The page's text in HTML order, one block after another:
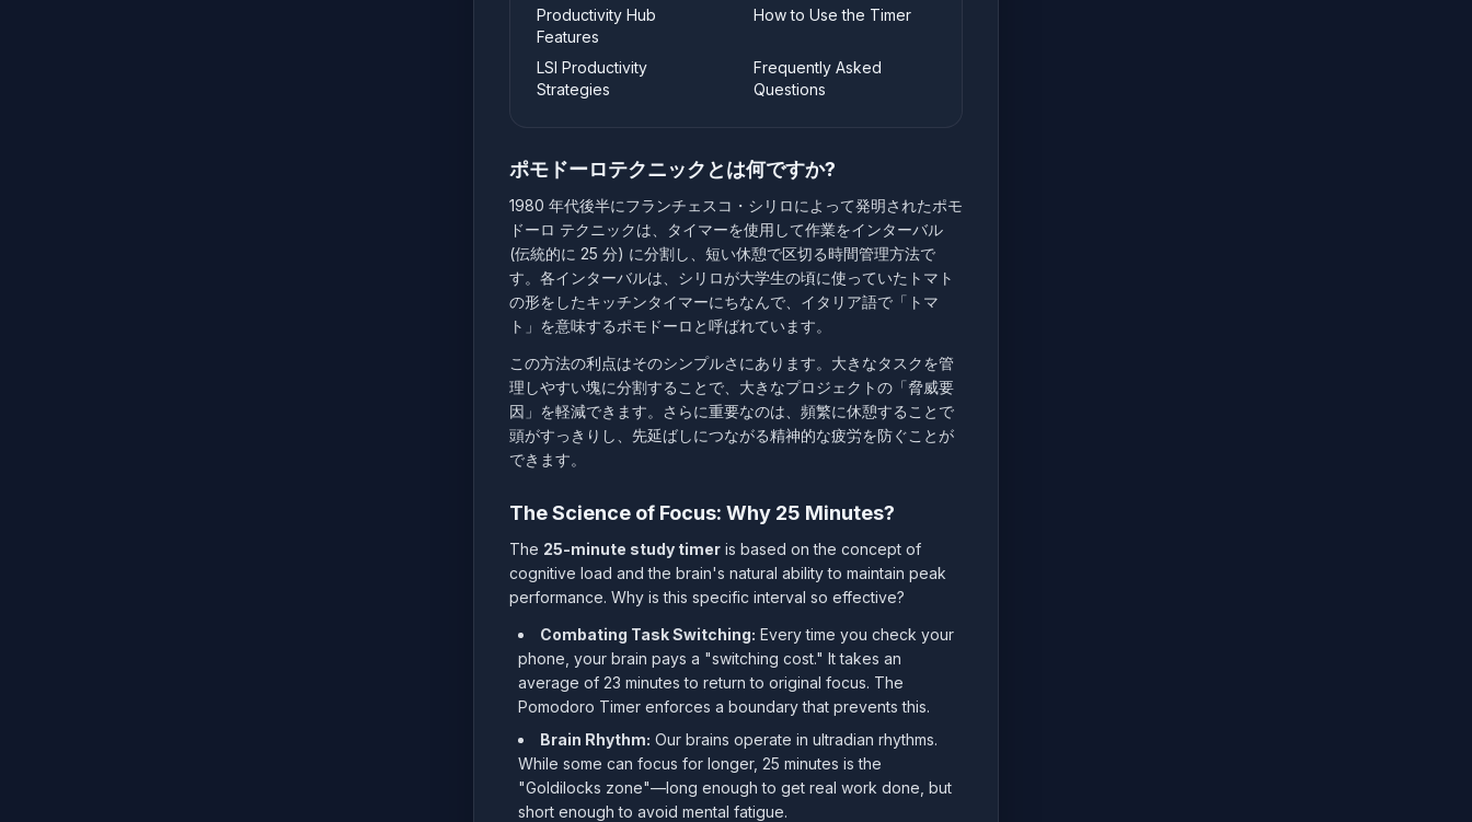
Productivity Hub
Features
How to Use the Timer
LSI Productivity
Strategies
Frequently Asked
Questions
ポモドーロテクニックとは何ですか?
1980 年代後半にフランチェスコ・シリロによって発明されたポモ
ドーロ テクニックは、タイマーを使用して作業をインターバル
(伝統的に 25 分) に分割し、短い休憩で区切る時間管理方法で
す。各インターバルは、シリロが大学生の頃に使っていたトマト
の形をしたキッチンタイマーにちなんで、イタリア語で「トマ
ト」を意味するポモドーロと呼ばれています。
この方法の利点はそのシンプルさにあります。大きなタスクを管
理しやすい塊に分割することで、大きなプロジェクトの「脅威要
因」を軽減できます。さらに重要なのは、頻繁に休憩することで
頭がすっきりし、先延ばしにつながる精神的な疲労を防ぐことが
できます。
The Science of Focus: Why 25 Minutes?
The 25-minute study timer is based on the concept of
cognitive load and the brain's natural ability to maintain peak
performance. Why is this specific interval so effective?
Combating Task Switching: Every time you check your
phone, your brain pays a "switching cost." It takes an
average of 23 minutes to return to original focus. The
Pomodoro Timer enforces a boundary that prevents this.
Brain Rhythm: Our brains operate in ultradian rhythms.
While some can focus for longer, 25 minutes is the
"Goldilocks zone"—long enough to get real work done, but
short enough to avoid mental fatigue.